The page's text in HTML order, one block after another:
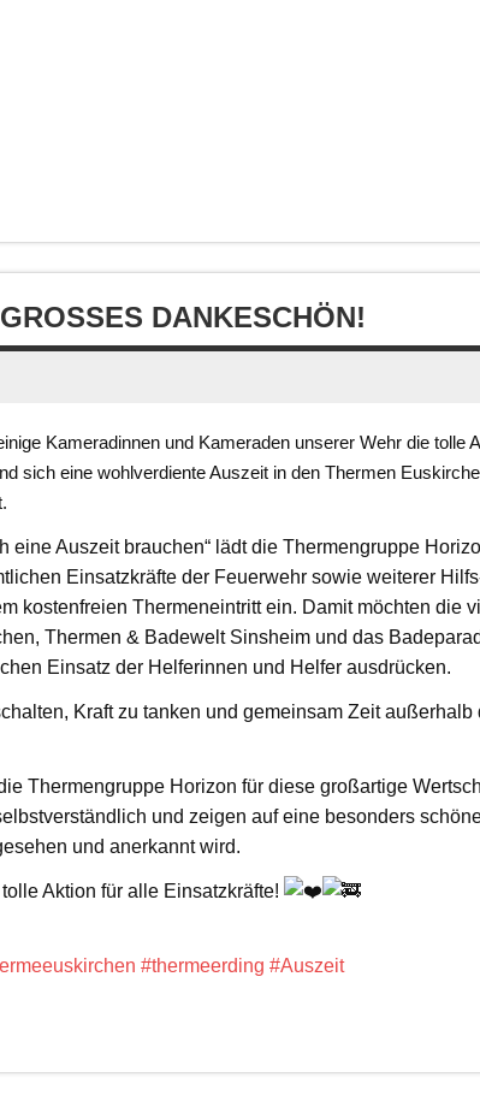
DANKESCHÖN!
Kameradinnen und Kameraden unserer Wehr die tolle
sich eine wohlverdiente Auszeit in den Thermen
eine Auszeit brauchen“ lädt die Thermengruppe
Einsatzkräfte der Feuerwehr sowie weiterer
kostenfreien Thermeneintritt ein. Damit möchten die
Thermen & Badewelt Sinsheim und das
Einsatz der Helferinnen und Helfer ausdrücken.
Kraft zu tanken und gemeinsam Zeit
Thermengruppe Horizon für diese großartige
und zeigen auf eine besonders
und anerkannt wird.
Aktion für alle Einsatzkräfte!
#thermeerding #Auszeit